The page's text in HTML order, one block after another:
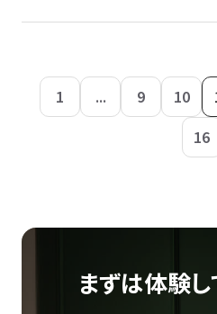
1 ... 9 10
16
まずは体験し